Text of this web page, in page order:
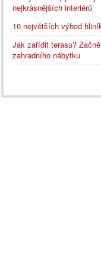
nejkrásnějších interiérů
10 největších výhod
Jak zařídit terasu?
zahradního nábytku